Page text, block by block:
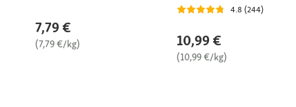
7,79 €
(7,79 €/kg)
4.8 (244)
10,99 €
(10,99 €/kg)